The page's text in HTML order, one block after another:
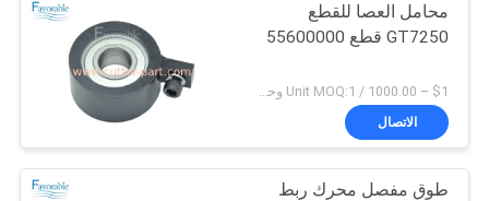
محامل العصا للقطع
GT7250 قطع 55600000
$1 – 1000.00 / Unit MOQ:1 وحدة/وحدات negociate
الاتصال
طوق مفصل محرك ربط